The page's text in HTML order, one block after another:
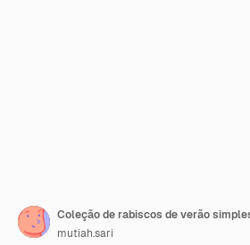
Coleção de rabiscos de verão
mutiah.sari